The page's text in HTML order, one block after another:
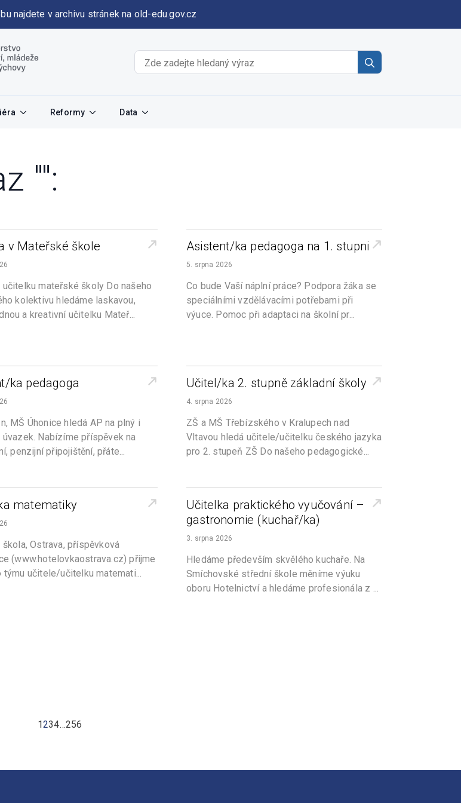
najdete v archivu stránek na old-edu.gov.cz
Search
for:
Reformy Data
"":
v Mateřské škole
učitelku mateřské školy Do našeho
kolektivu hledáme laskavou,
a kreativní učitelku Mateř...
Asistent/ka pedagoga na 1. stupni
5. srpna 2026
Co bude Vaší náplní práce? Podpora žáka se
speciálními vzdělávacími potřebami při
výuce. Pomoc při adaptaci na školní pr...
ka pedagoga
MŠ Úhonice hledá AP na plný i
úvazek. Nabízíme příspěvek na
penzijní připojištění, přáte...
Učitel/ka 2. stupně základní školy
4. srpna 2026
ZŠ a MŠ Třebízského v Kralupech nad
Vltavou hledá učitele/učitelku českého jazyka
pro 2. stupeň ZŠ Do našeho pedagogické...
matematiky
Ostrava, příspěvková
(www.hotelovkaostrava.cz) přijme
týmu učitele/učitelku matemati...
Učitelka praktického vyučování –
gastronomie (kuchař/ka)
3. srpna 2026
Hledáme především skvělého kuchaře. Na
Smíchovské střední škole měníme výuku
oboru Hotelnictví a hledáme profesionála z ...
1234…256